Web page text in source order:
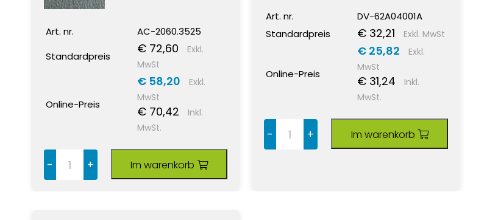
Art. nr.
AC-2060.3525
Standardpreis
€ 72,60
Exkl.
MwSt
Online-Preis
€ 58,20
Exkl.
MwSt
€ 70,42
Inkl.
MwSt.
- + Im warenkorb
Art. nr.
DV-62A04001A
Standardpreis
€ 32,21 Exkl. MwSt
Online-Preis
€ 25,82
Exkl.
MwSt
€ 31,24
Inkl.
MwSt.
- + Im warenkorb